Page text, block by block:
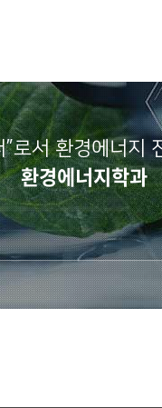
로서 환경에너지
환경에너지학과